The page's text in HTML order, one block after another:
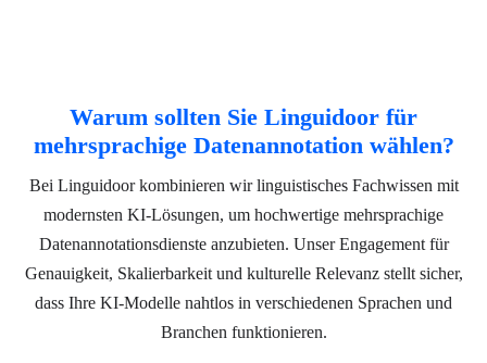
Warum sollten Sie Linguidoor für
mehrsprachige Datenannotation wählen?
Bei Linguidoor kombinieren wir linguistisches Fachwissen mit
modernsten KI-Lösungen, um hochwertige mehrsprachige
Datenannotationsdienste anzubieten. Unser Engagement für
Genauigkeit, Skalierbarkeit und kulturelle Relevanz stellt sicher,
dass Ihre KI-Modelle nahtlos in verschiedenen Sprachen und
Branchen funktionieren.